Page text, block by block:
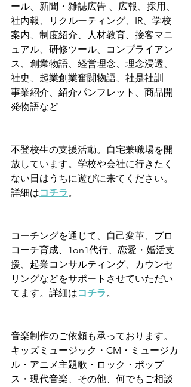
ール、新聞・雑誌広告 、広報、採用、
社内報、リクルーティング、IR、学校
案内、制度紹介、人材教育、接客マニ
ュアル、研修ツール、コンプライアン
ス、創業物語、経営理念、理念浸透、
社史、起業創業奮闘物語、社是社訓
事業紹介、紹介パンフレット、商品開
発物語など
不登校生の支援活動。自宅兼職場を開
放しています。学校や会社に行きたく
ない日はうちに遊びに来てください。
詳細はコチラ。
コーチングを通じて、自己変革、プロ
コーチ育成、1on1代行、恋愛・婚活支
援、起業コンサルティング、カウンセ
リングなどをサポートさせていただい
てます。詳細はコチラ。
音楽制作のご依頼も承っております。
キッズミュージック・CM・ミュージカ
ル・アニメ主題歌・ロック・ポップ
ス・現代音楽、その他、何でもご相談